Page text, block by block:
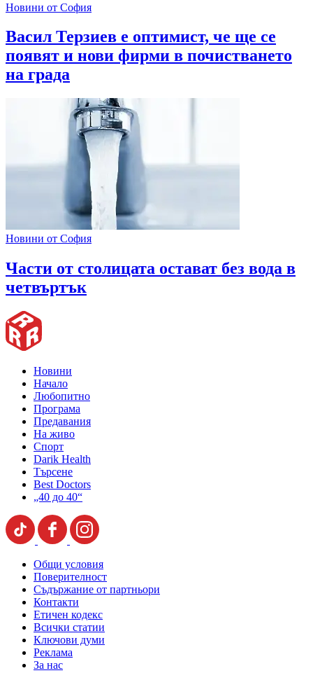
Новини от София
Васил Терзиев е оптимист, че ще се
появят и нови фирми в почистването
на града
Новини от София
Части от столицата остават без вода в
четвъртък
Новини
Начало
Любопитно
Програма
Предавания
На живо
Спорт
Darik Health
Търсене
Best Doctors
„40 до 40“
Общи условия
Поверителност
Съдържание от партньори
Контакти
Етичен кодекс
Всички статии
Ключови думи
Реклама
За нас